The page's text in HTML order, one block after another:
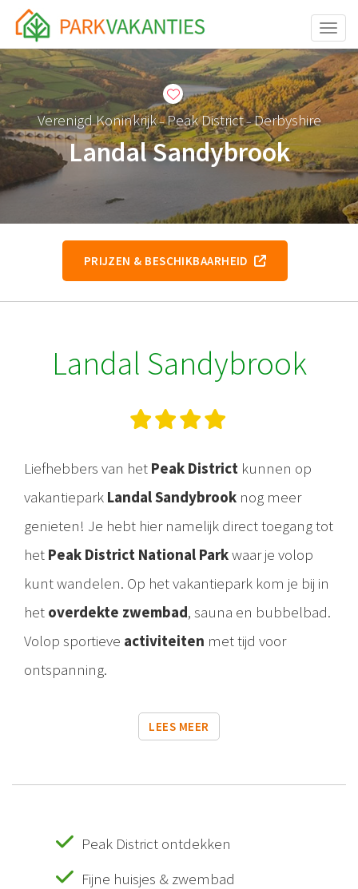
Verenigd Koninkrijk–Peak District–Derbyshire
Landal Sandybrook
PRIJZEN & BESCHIKBAARHEID
Landal Sandybrook
Liefhebbers van het Peak District kunnen op
vakantiepark Landal Sandybrook nog meer
genieten! Je hebt hier namelijk direct toegang tot
het Peak District National Parkwaar je volop
kunt wandelen. Op het vakantiepark kom je bij in
het overdekte zwembad, sauna en bubbelbad.
Volop sportieve activiteiten met tijd voor
ontspanning.
LEES MEER
Peak District ontdekken
Fijne huisjes & zwembad